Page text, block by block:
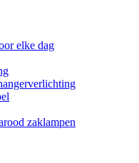
elke dag
zaklampen